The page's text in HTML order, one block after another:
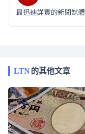
最迅速詳實的新聞媒體
LTN的其他文章